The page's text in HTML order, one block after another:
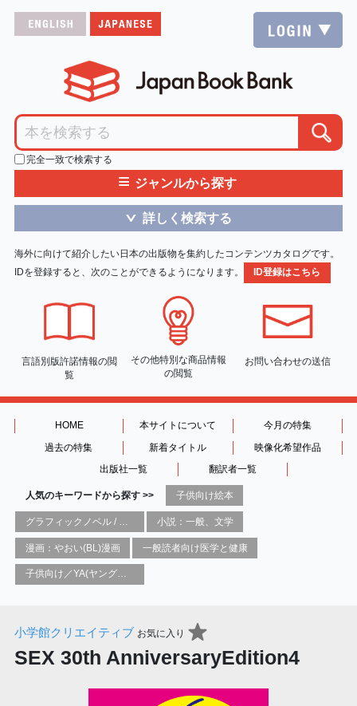
完全一致で検索する
≡ ジャンルから探す
＞ 詳しく検索する
海外に向けて紹介したい日本の出版物を集約したコンテンツカタログです。
IDを登録すると、次のことができるようになります。
ID登録はこちら
言語別版許諾情報の閲
覧
その他特別な商品情報
の閲覧
お問い合わせの送信
HOME 本サイトについて
今月の特集
過去の特集
新着タイトル
映像化希望作品
出版社一覧
翻訳者一覧
人気のキーワードから探す >> 子供向け絵本
小説：一般、文学
漫画：やおい(BL)漫画 一般読者向け医学と健康
子供向け／YA(ヤングアダルト)向け一般：芸術&芸術家
小学館クリエイティブ お気に入り
SEX 30th AnniversaryEdition4